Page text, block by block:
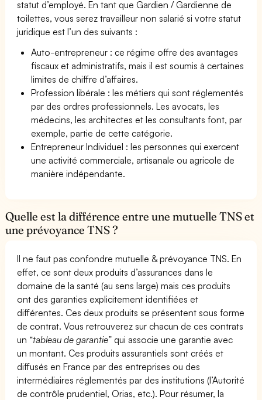
statut d’employé. En tant que Gardien / Gardienne de
toilettes, vous serez travailleur non salarié si votre statut
juridique est l’un des suivants :
Auto-entrepreneur : ce régime offre des avantages
fiscaux et administratifs, mais il est soumis à certaines
limites de chiffre d’affaires.
Profession libérale : les métiers qui sont réglementés
par des ordres professionnels. Les avocats, les
médecins, les architectes et les consultants font, par
exemple, partie de cette catégorie.
Entrepreneur Individuel : les personnes qui exercent
une activité commerciale, artisanale ou agricole de
manière indépendante.
Quelle est la différence entre une mutuelle TNS et
une prévoyance TNS ?
Il ne faut pas confondre mutuelle & prévoyance TNS. En
effet, ce sont deux produits d’assurances dans le
domaine de la santé (au sens large) mais ces produits
ont des garanties explicitement identifiées et
différentes. Ces deux produits se présentent sous forme
de contrat. Vous retrouverez sur chacun de ces contrats
un “tableau de garantie” qui associe une garantie avec
un montant. Ces produits assurantiels sont créés et
diffusés en France par des entreprises ou des
intermédiaires réglementés par des institutions (l’Autorité
de contrôle prudentiel, Orias, etc.). Pour résumer, la